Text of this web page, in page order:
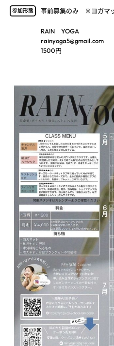
参加形態 事前募集のみ ※ヨガマ
RAIN YOGA
rainyoga5@gmail.com
1500円